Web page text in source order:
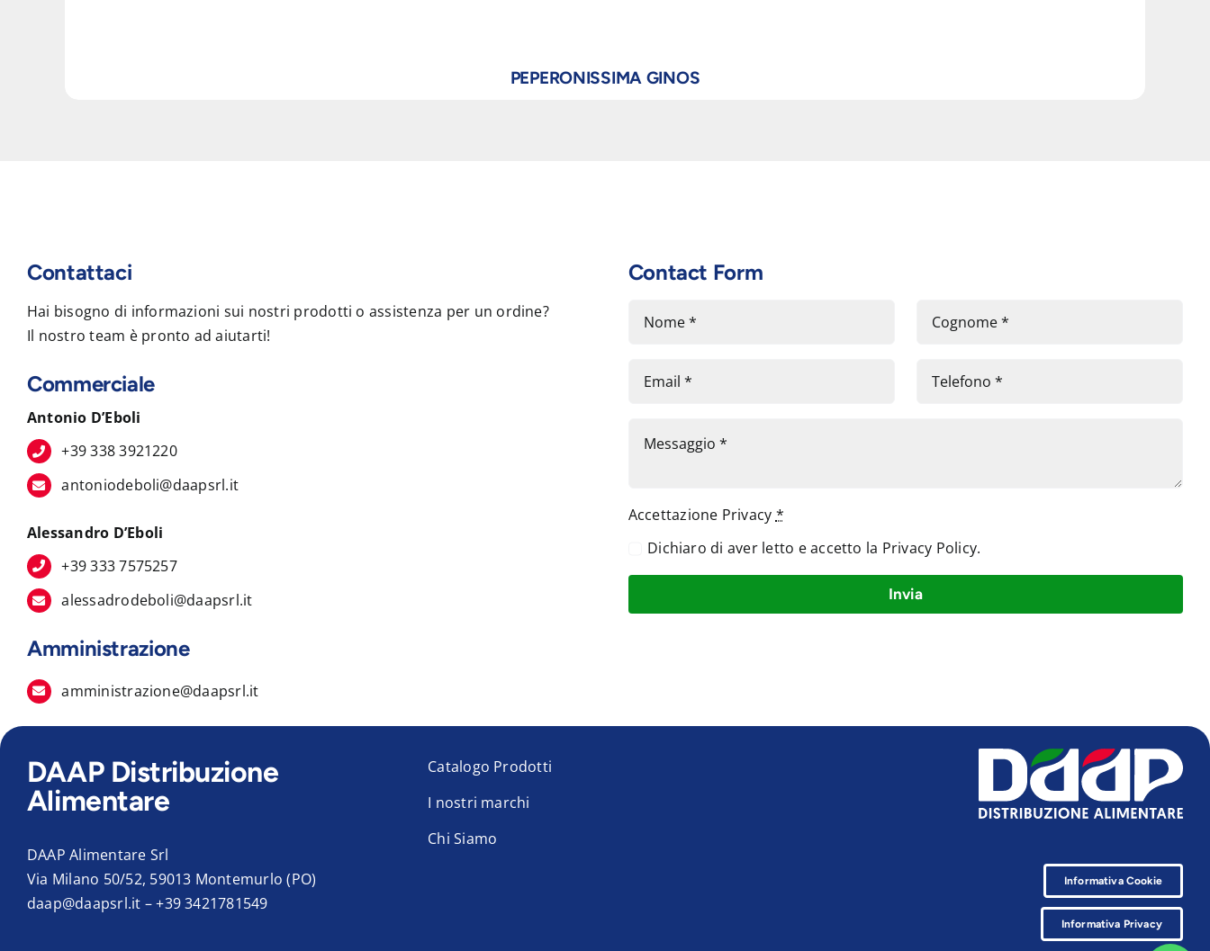
PEPERONISSIMA GINOS
Contattaci
Hai bisogno di informazioni sui nostri prodotti o assistenza per un ordine?
Il nostro team è pronto ad aiutarti!
Commerciale
Antonio D’Eboli
+39 338 3921220
antoniodeboli@daapsrl.it
Alessandro D’Eboli
+39 333 7575257
alessadrodeboli@daapsrl.it
Amministrazione
amministrazione@daapsrl.it
Contact Form
Accettazione Privacy *
Dichiaro di aver letto e accetto la Privacy Policy.
Invia
DAAP Distribuzione
Alimentare
DAAP Alimentare Srl
Via Milano 50/52, 59013 Montemurlo (PO)
daap@daapsrl.it –+39 3421781549
Catalogo Prodotti
I nostri marchi
Chi Siamo
Informativa Cookie
Informativa Privacy